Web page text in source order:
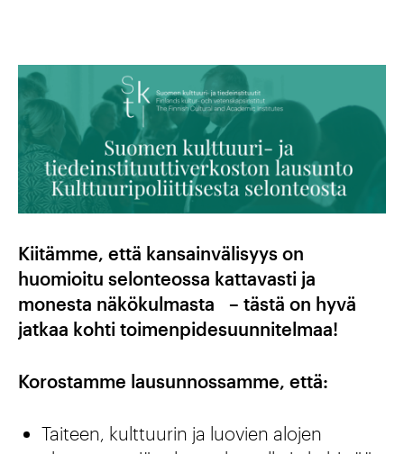
Kiitämme, että kansainvälisyys on
huomioitu selonteossa kattavasti ja
monesta näkökulmasta – tästä on hyvä
jatkaa kohti toimenpidesuunnitelmaa!
Korostamme lausunnossamme, että:
Taiteen, kulttuurin ja luovien alojen